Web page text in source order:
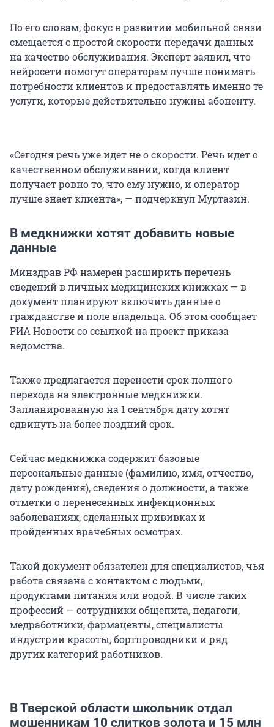
По его словам, фокус в развитии мобильной связи
смещается с простой скорости передачи данных
на качество обслуживания. Эксперт заявил, что
нейросети помогут операторам лучше понимать
потребности клиентов и предоставлять именно те
услуги, которые действительно нужны абоненту.
«Сегодня речь уже идет не о скорости. Речь идет о
качественном обслуживании, когда клиент
получает ровно то, что ему нужно, и оператор
лучше знает клиента», — подчеркнул Муртазин.
В медкнижки хотят добавить новые
данные
Минздрав РФ намерен расширить перечень
сведений в личных медицинских книжках — в
документ планируют включить данные о
гражданстве и поле владельца. Об этом сообщает
РИА Новости со ссылкой на проект приказа
ведомства.
Также предлагается перенести срок полного
перехода на электронные медкнижки.
Запланированную на 1 сентября дату хотят
сдвинуть на более поздний срок.
Сейчас медкнижка содержит базовые
персональные данные (фамилию, имя, отчество,
дату рождения), сведения о должности, а также
отметки о перенесенных инфекционных
заболеваниях, сделанных прививках и
пройденных врачебных осмотрах.
Такой документ обязателен для специалистов, чья
работа связана с контактом с людьми,
продуктами питания или водой. В числе таких
профессий — сотрудники общепита, педагоги,
медработники, фармацевты, специалисты
индустрии красоты, бортпроводники и ряд
других категорий работников.
В Тверской области школьник отдал
мошенникам 10 слитков золота и 15 млн